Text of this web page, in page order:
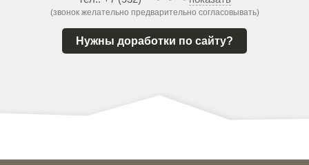
(звонок желательно предварительно согласовывать)
Нужны доработки по сайту?